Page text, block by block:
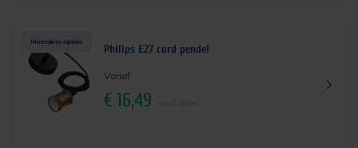
Meerdere opties
Philips E27 cord pendel
Vanaf
€16,49